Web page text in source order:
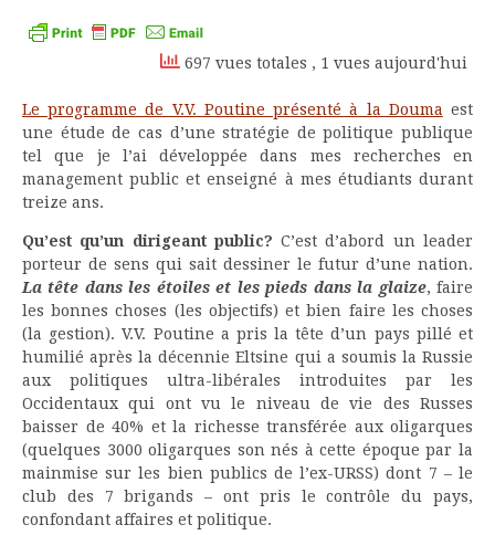
697 vues totales , 1 vues aujourd'hui
Le programme de V.V. Poutine présenté à la Douma est
une étude de cas d’une stratégie de politique publique
tel que je l’ai développée dans mes recherches en
management public et enseigné à mes étudiants durant
treize ans.
Qu’est qu’un dirigeant public? C’est d’abord un leader
porteur de sens qui sait dessiner le futur d’une nation.
La tête dans les étoiles et les pieds dans la glaize, faire
les bonnes choses (les objectifs) et bien faire les choses
(la gestion). V.V. Poutine a pris la tête d’un pays pillé et
humilié après la décennie Eltsine qui a soumis la Russie
aux politiques ultra-libérales introduites par les
Occidentaux qui ont vu le niveau de vie des Russes
baisser de 40% et la richesse transférée aux oligarques
(quelques 3000 oligarques son nés à cette époque par la
mainmise sur les bien publics de l’ex-URSS) dont 7 – le
club des 7 brigands – ont pris le contrôle du pays,
confondant affaires et politique.